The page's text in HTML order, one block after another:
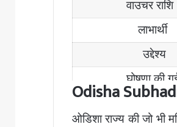
वाउचर राशि
लाभार्थी
उद्देश्य
घोषणा की
Odisha
ओडिशा राज्य की जो